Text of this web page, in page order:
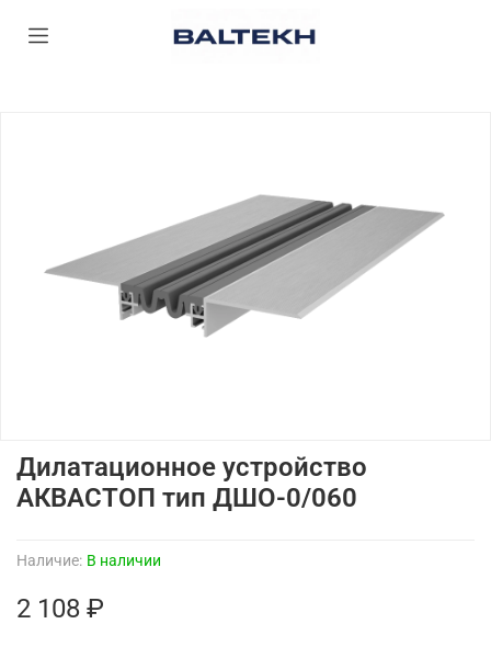
Наличие: В наличии
Дилатационное устройство
АКВАСТОП тип ДШО-0/060
2 108 ₽